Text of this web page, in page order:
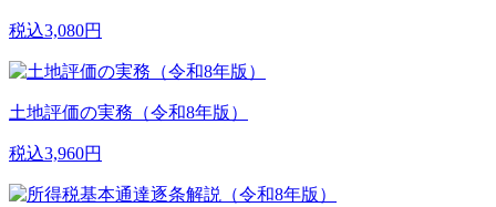
税込3,080円
土地評価の実務（令和8年版）
税込3,960円